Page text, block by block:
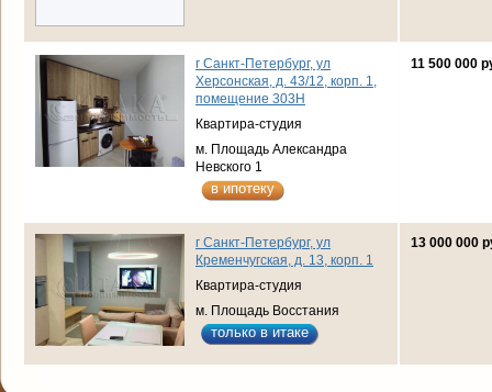
г Санкт-Петербург, ул
Херсонская, д. 43/12, корп. 1,
помещение 303Н
Квартира-студия
м. Площадь Александра
Невского 1
в ипотеку
11 500 000
г Санкт-Петербург, ул
Кременчугская, д. 13, корп. 1
Квартира-студия
м. Площадь Восстания
только в итаке
13 000 000